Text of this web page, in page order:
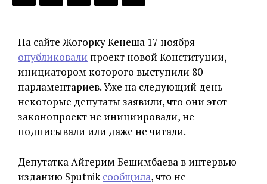
На сайте Жогорку Кенеша 17 ноября
опубликовали проект новой Конституции,
инициатором которого выступили 80
парламентариев. Уже на следующий день
некоторые депутаты заявили, что они этот
законопроект не инициировали, не
подписывали или даже не читали.
Депутатка Айгерим Бешимбаева в интервью
изданию Sputnikсообщила, что не